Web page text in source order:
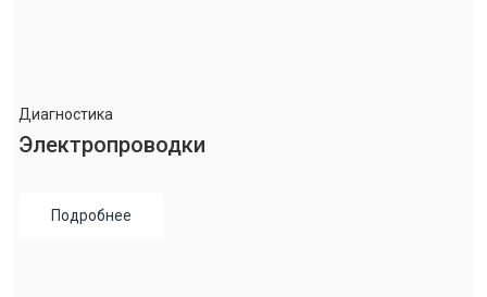
Диагностика
Электропроводки
Подробнее